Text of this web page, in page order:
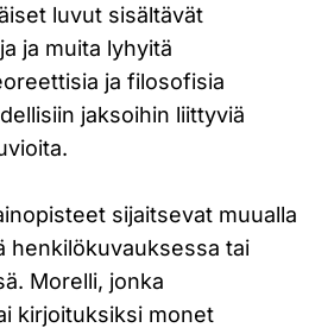
luvut sisältävät
ja muita lyhyitä
ja filosofisia
jaksoihin liittyviä
sijaitsevat muualla
henkilökuvauksessa tai
Morelli, jonka
kirjoituksiksi monet